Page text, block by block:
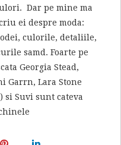
Dar pe mine ma
ei despre moda:
culorile, detaliile,
samd. Foarte pe
Georgia Stead,
Garrn, Lara Stone
si Suvi sunt cateva